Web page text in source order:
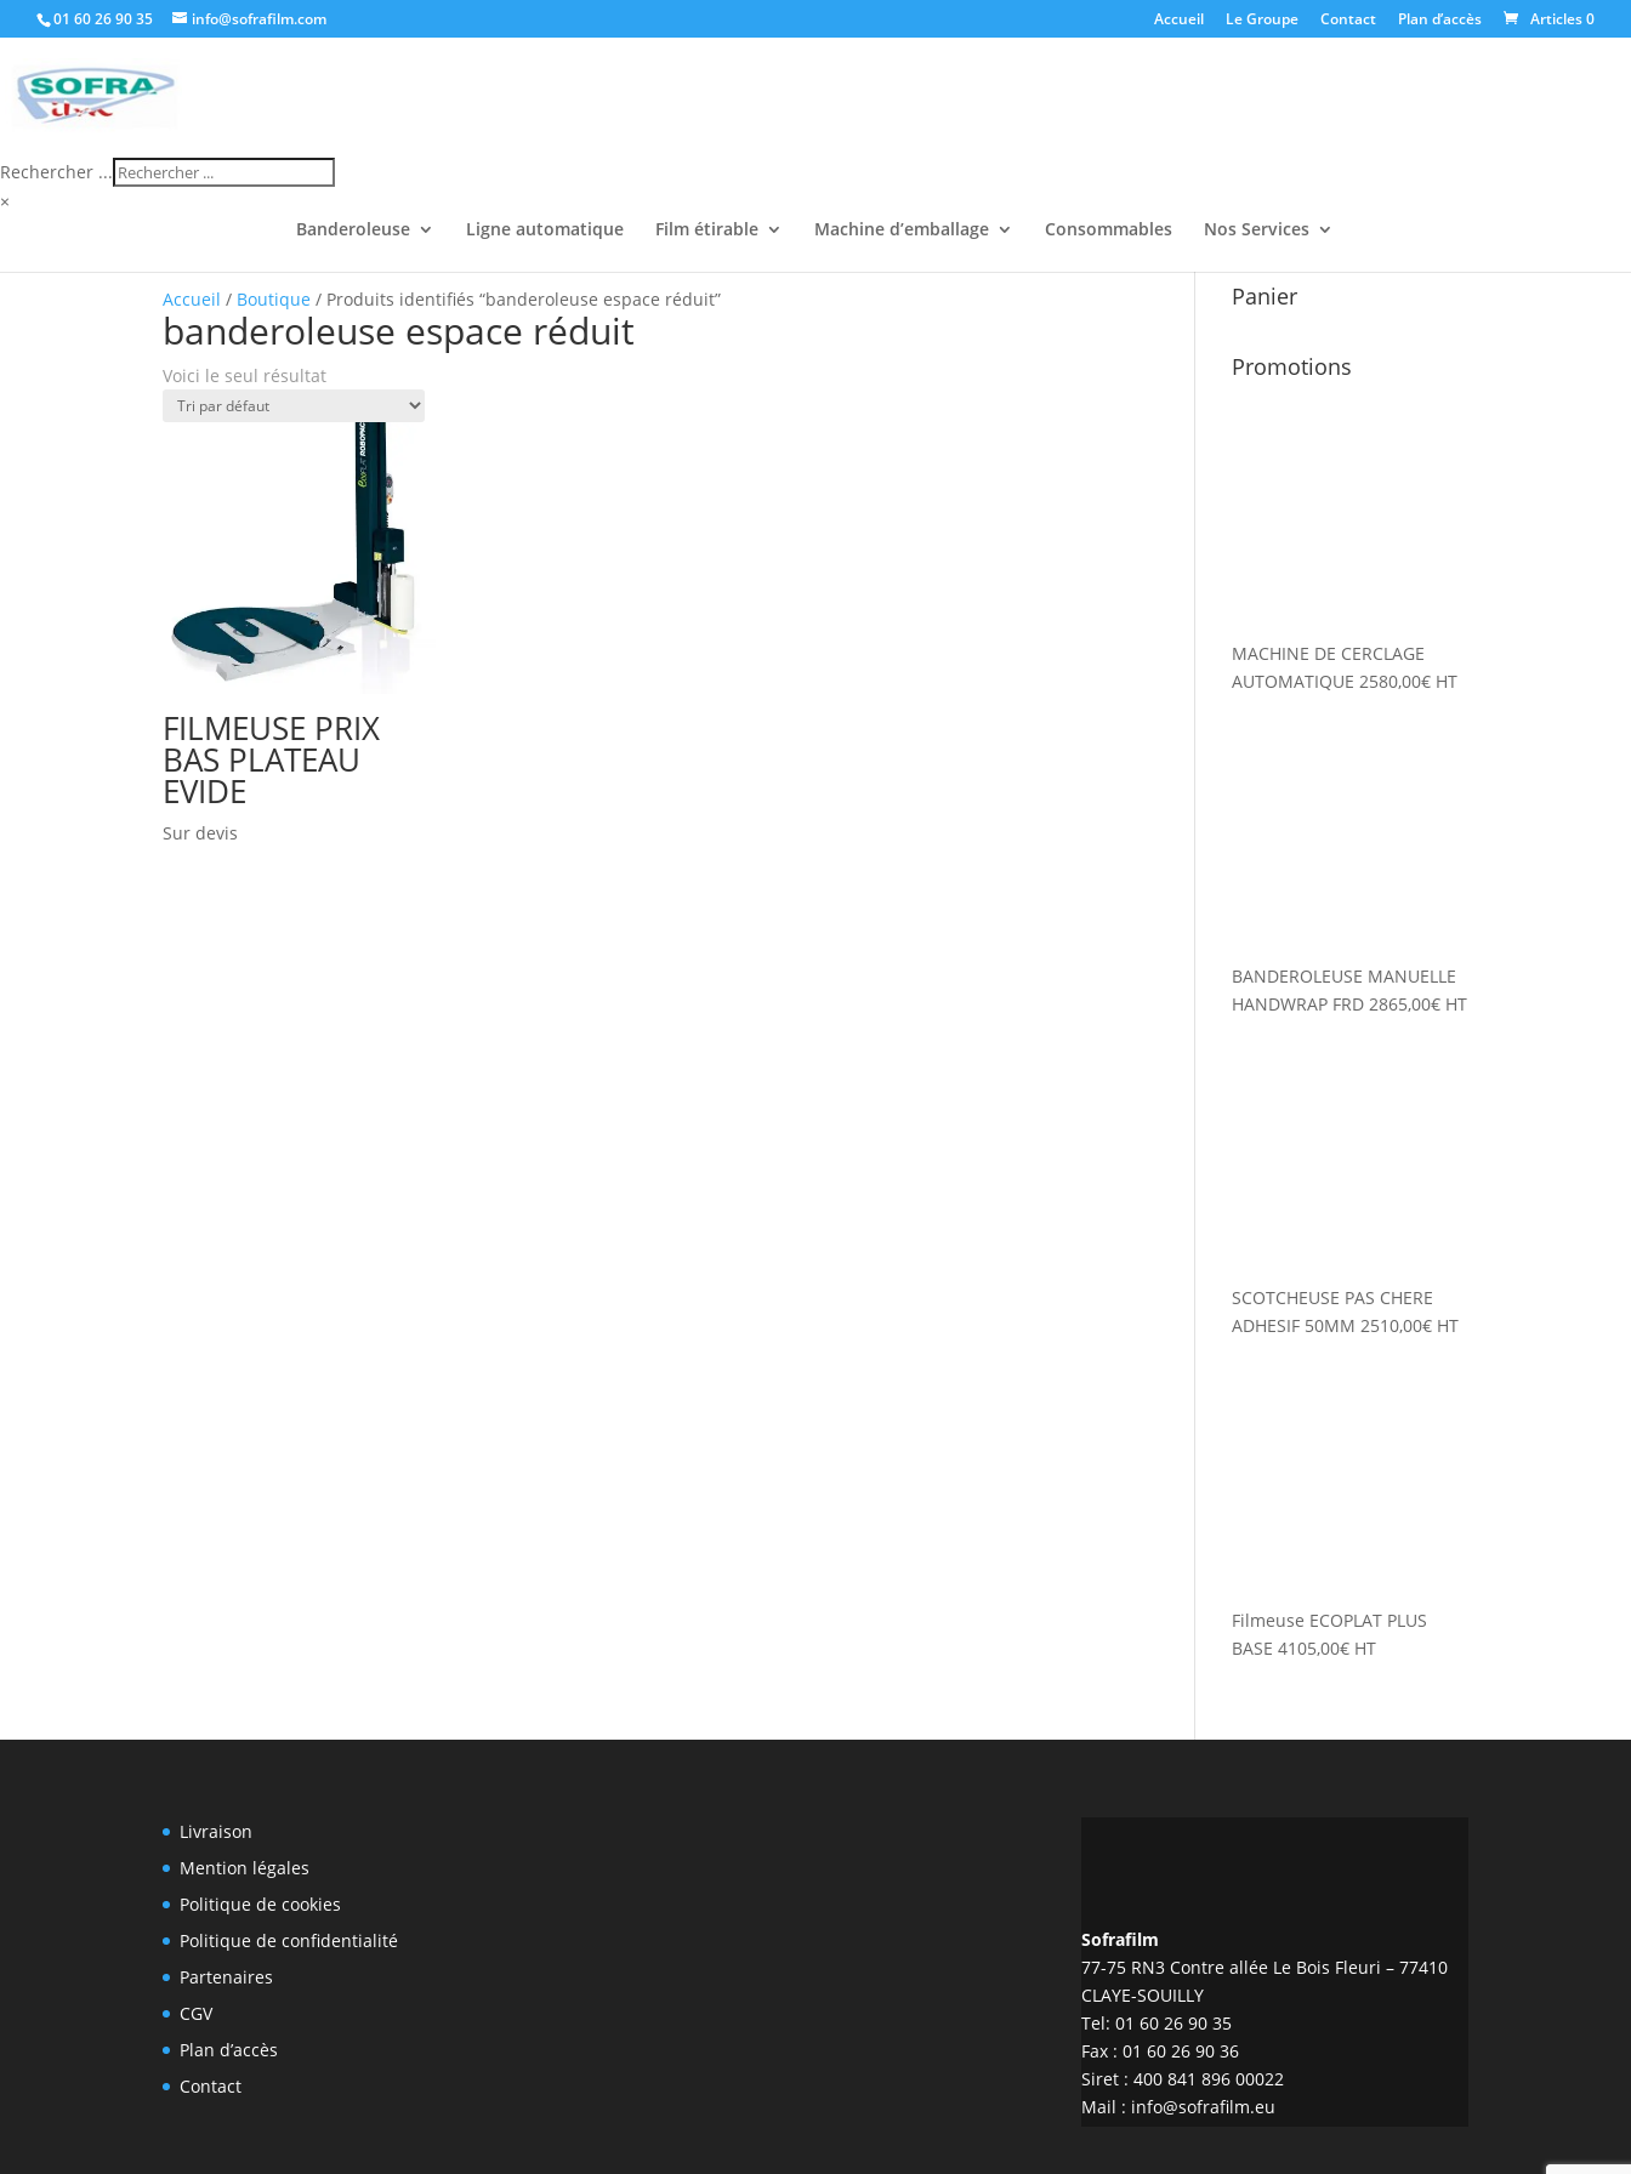
01 60 26 90 35 info@sofrafilm.com Accueil Le Groupe Contact Plan d’accès Articles 0
Rechercher ...
×
Banderoleuse
Ligne automatique Film étirable Machine d’emballage Consommables Nos Services
Accueil / Boutique / Produits identifiés “banderoleuse espace réduit”
banderoleuse espace réduit
Voici le seul résultat
FILMEUSE PRIX
BAS PLATEAU
EVIDE
Sur devis
Panier
Promotions
MACHINE DE CERCLAGE
AUTOMATIQUE 2580,00€ HT
BANDEROLEUSE MANUELLE
HANDWRAP FRD 2865,00€ HT
SCOTCHEUSE PAS CHERE
ADHESIF 50MM 2510,00€ HT
Filmeuse ECOPLAT PLUS
BASE 4105,00€ HT
Livraison
Mention légales
Politique de cookies
Politique de confidentialité
Partenaires
CGV
Plan d’accès
Contact
Sofrafilm
77-75 RN3 Contre allée Le Bois Fleuri – 77410
CLAYE-SOUILLY
Tel: 01 60 26 90 35
Fax : 01 60 26 90 36
Siret : 400 841 896 00022
Mail : info@sofrafilm.eu